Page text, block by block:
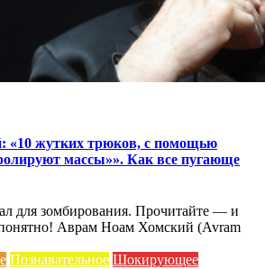
«10 жутких трюков, с помощью
массы»». Как все пугающе
для зомбирования. Прочитайте — и
понятно! Аврам Ноам Хомский (Avram
Познавательное Шокирующее